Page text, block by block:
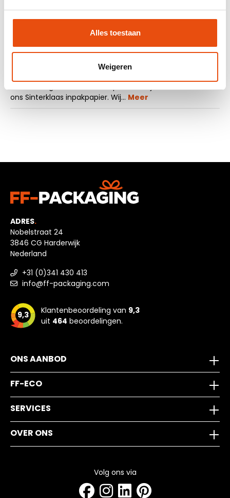
Alles toestaan
Weigeren
Vraag een sample aan
ons Sinterklaas inpakpapier. Wij… Meer
ADRES.
Nobelstraat 24
3846 CG Harderwijk
Nederland
+31 (0)341 430 413
info@ff-packaging.com
9,3 Klantenbeoordeling van 9,3
uit 464 beoordelingen.
ONS AANBOD
FF-ECO
SERVICES
OVER ONS
Volg ons via